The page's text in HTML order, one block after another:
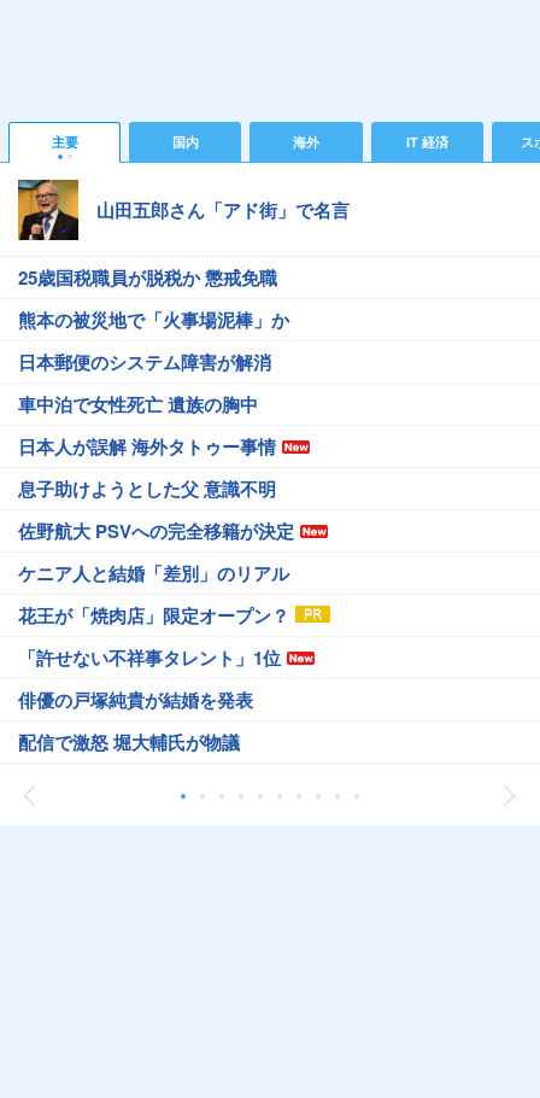
主要 国内 海外 IT 経済 ス
山田五郎さん「アド街」で名言
25歳国税職員が脱税か 懲戒免職
熊本の被災地で「火事場泥棒」か
日本郵便のシステム障害が解消
車中泊で女性死亡 遺族の胸中
日本人が誤解 海外タトゥー事情
息子助けようとした父 意識不明
佐野航大 PSVへの完全移籍が決定
ケニア人と結婚「差別」のリアル
花王が「焼肉店」限定オープン？
「許せない不祥事タレント」1位
俳優の戸塚純貴が結婚を発表
配信で激怒 堀大輔氏が物議